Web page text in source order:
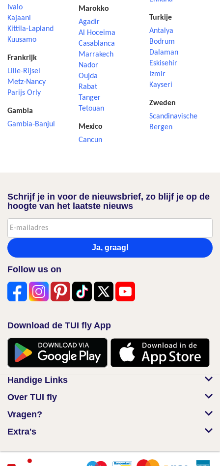
Ivalo
Kajaani
Kittila-Lapland
Kuusamo
Frankrijk
Lille-Rijsel
Metz-Nancy
Parijs Orly
Gambia
Gambia-Banjul
Marokko
Agadir
Al Hoceima
Casablanca
Marrakech
Nador
Oujda
Rabat
Tanger
Tetouan
Mexico
Cancun
Turkije
Antalya
Bodrum
Dalaman
Eskisehir
Izmir
Kayseri
Zweden
Scandinavische
Bergen
Schrijf je in voor de nieuwsbrief, zo blijf je op de
hoogte van het laatste nieuws
Ja, graag!
Follow us on
Download de TUI fly App
Handige Links
Over TUI fly
Vragen?
Extra's